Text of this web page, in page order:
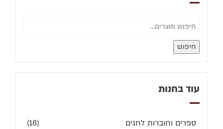
חיפוש
עוד בחנות
ספרים וחוברות לחגים
(18)